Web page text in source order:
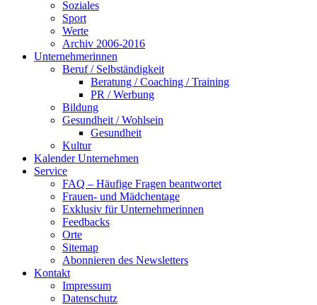
Soziales
Sport
Werte
Archiv 2006-2016
Unternehmerinnen
Beruf / Selbständigkeit
Beratung / Coaching / Training
PR / Werbung
Bildung
Gesundheit / Wohlsein
Gesundheit
Kultur
Kalender Unternehmen
Service
FAQ – Häufige Fragen beantwortet
Frauen- und Mädchentage
Exklusiv für Unternehmerinnen
Feedbacks
Orte
Sitemap
Abonnieren des Newsletters
Kontakt
Impressum
Datenschutz